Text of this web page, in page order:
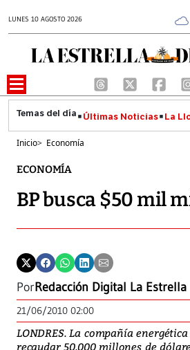
LUNES 10 AGOSTO 2026
Últimas Noticias La
Inicio> Economía
ECONOMÍA
BP busca $50 mil
PorRedacción Digital La Estrella
21/06/2010 02:00
LONDRES. La compañía
recaudar 50.000 millones de